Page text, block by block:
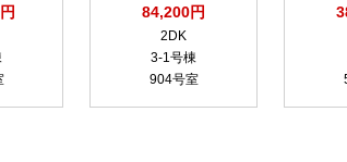
84,200円
2DK
3-1号棟
904号室